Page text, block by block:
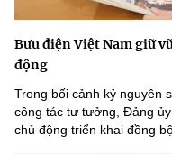
Bưu điện Việt Nam giữ
động
Trong bối cảnh kỷ nguyên
công tác tư tưởng, Đảng
chủ động triển khai đồng